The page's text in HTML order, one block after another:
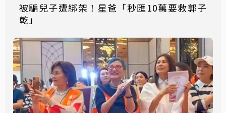
被騙兒子遭綁架！星爸「秒匯10萬要救郭子
乾」